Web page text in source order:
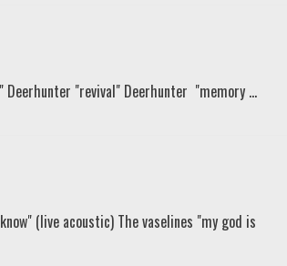
Deerhunter "revival" Deerhunter "memory ...
(live acoustic) The vaselines "my god is